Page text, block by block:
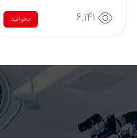
است. با ما همراه باشید.مطالعه بیشتر در
فروشگاه تجهیزات پزشکی توانی نو : دستگاه
6,141 بخوانید